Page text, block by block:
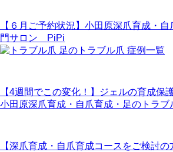
【６月ご予約状況】小田原深爪育成・
門サロン PiPi
【4週間でこの変化！】ジェルの育成保
小田原深爪育成・自爪育成・足のトラブ
【深爪育成・自爪育成コースをご検討